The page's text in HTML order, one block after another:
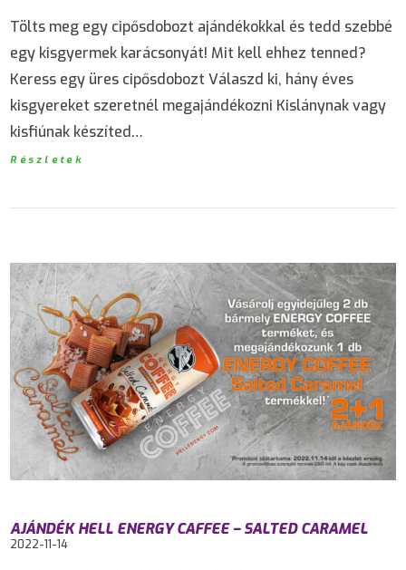
Tölts meg egy cipősdobozt ajándékokkal és tedd szebbé
egy kisgyermek karácsonyát! Mit kell ehhez tenned?
Keress egy üres cipősdobozt Válaszd ki, hány éves
kisgyereket szeretnél megajándékozni Kislánynak vagy
kisfiúnak készíted…
Részletek
AJÁNDÉK HELL ENERGY CAFFEE – SALTED CARAMEL
2022-11-14